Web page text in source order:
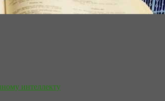
интеллекту